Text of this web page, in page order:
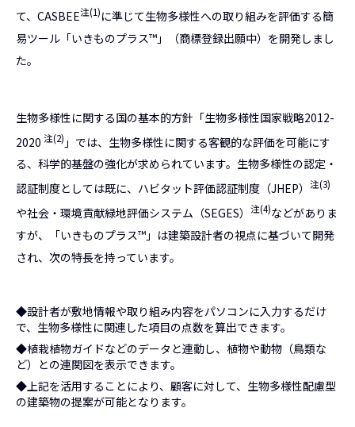
て、CASBEE注(1)に準じて生物多様性への取り組みを評価する簡
易ツール「いきものプラス™」（商標登録出願中）を開発しまし
た。
生物多様性に関する国の基本的方針「生物多様性国家戦略2012-
2020 注(2) 」では、生物多様性に関する客観的な評価を可能にす
る、科学的基盤の強化が求められています。生物多様性の認定・
認証制度としては既に、ハビタット評価認証制度（JHEP） 注(3)
や社会・環境貢献緑地評価システム（SEGES） 注(4)などがありま
すが、「いきものプラス™」は建築設計者の視点に基づいて開発
され、次の特長を持っています。
◆設計者が敷地情報や取り組み内容をパソコンに入力するだけ
で、生物多様性に関連した項目の点数を算出できます。
◆植栽植物ガイドなどのデータと連動し、植物や動物（鳥類な
ど）との連関図を表示できます。
◆上記を活用することにより、顧客に対して、生物多様性配慮型
の建築物の提案が可能となります。